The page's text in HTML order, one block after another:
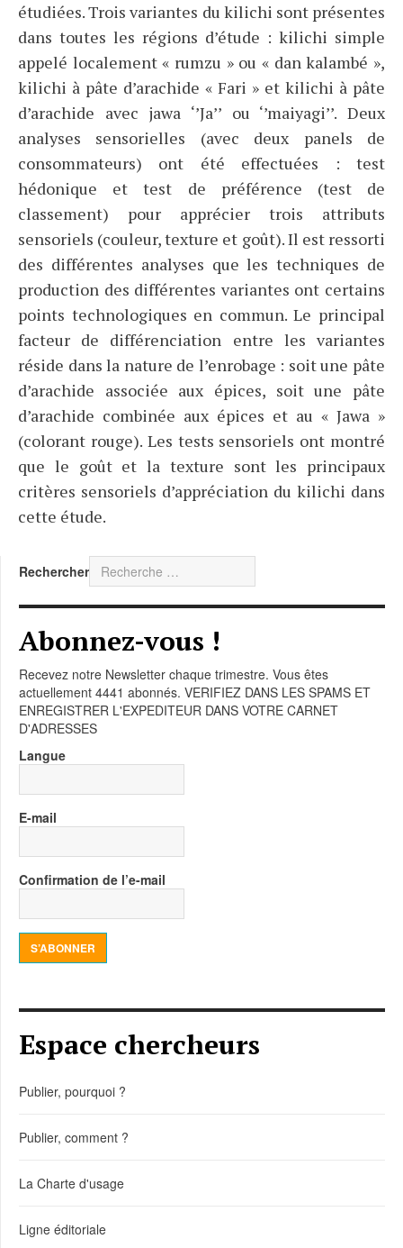
étudiées. Trois variantes du kilichi sont présentes
dans toutes les régions d’étude : kilichi simple
appelé localement « rumzu » ou « dan kalambé »,
kilichi à pâte d’arachide « Fari » et kilichi à pâte
d’arachide avec jawa ‘’Ja’’ ou ‘’maiyagi’’. Deux
analyses sensorielles (avec deux panels de
consommateurs) ont été effectuées : test
hédonique et test de préférence (test de
classement) pour apprécier trois attributs
sensoriels (couleur, texture et goût). Il est ressorti
des différentes analyses que les techniques de
production des différentes variantes ont certains
points technologiques en commun. Le principal
facteur de différenciation entre les variantes
réside dans la nature de l’enrobage : soit une pâte
d’arachide associée aux épices, soit une pâte
d’arachide combinée aux épices et au « Jawa »
(colorant rouge). Les tests sensoriels ont montré
que le goût et la texture sont les principaux
critères sensoriels d’appréciation du kilichi dans
cette étude.
Rechercher
Abonnez-vous !
Recevez notre Newsletter chaque trimestre. Vous êtes
actuellement 4441 abonnés. VERIFIEZ DANS LES SPAMS ET
ENREGISTRER L'EXPEDITEUR DANS VOTRE CARNET
D'ADRESSES
Langue
E-mail
Confirmation de l’e-mail
S’ABONNER
Espace chercheurs
Publier, pourquoi ?
Publier, comment ?
La Charte d'usage
Ligne éditoriale